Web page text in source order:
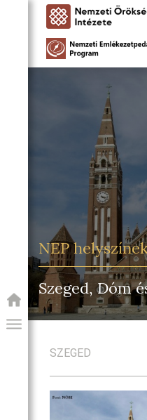
NEP
Szeged, Dóm
SZEGED